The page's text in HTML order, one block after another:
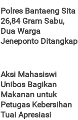
Polres Bantaeng Sita
26,84 Gram Sabu,
Dua Warga
Jeneponto Ditangkap
Aksi Mahasiswi
Unibos Bagikan
Makanan untuk
Petugas Kebersihan
Tuai Apresiasi